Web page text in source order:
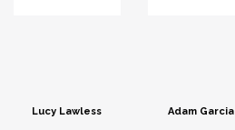
Lucy Lawless Adam Garcia